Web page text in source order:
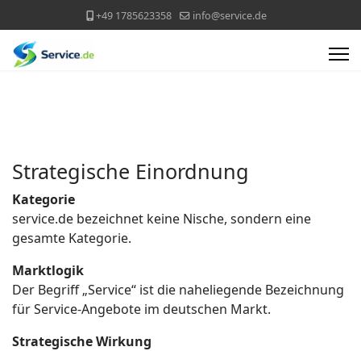
+49 1785623358 info@service.de
Strategische Einordnung
Kategorie
service.de bezeichnet keine Nische, sondern eine
gesamte Kategorie.
Marktlogik
Der Begriff „Service“ ist die naheliegende Bezeichnung
für Service-Angebote im deutschen Markt.
Strategische Wirkung